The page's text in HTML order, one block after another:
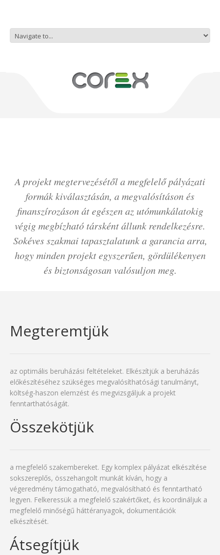
A projekt megtervezésétől a megfelelő pályázati
formák kiválasztásán, a megvalósításon és
finanszírozáson át egészen az utómunkálatokig
végig megbízható társként állunk rendelkezésre.
Sokéves szakmai tapasztalatunk a garancia arra,
hogy minden projekt egyszerűen, gördülékenyen
és biztonságosan valósuljon meg.
Megteremtjük
az optimális beruházási feltételeket. Elkészítjük a beruházás
előkészítéséhez szükséges megvalósíthatósági tanulmányt,
költség-haszon elemzést és megvizsgáljuk a projekt
fenntarthatóságát.
Összekötjük
a megfelelő szakembereket. Egy komplex pályázat elkészítése
sokszereplős, összehangolt munkát kíván, hogy a
végeredmény támogatható, megvalósítható és fenntartható
legyen. Felkeressük a megfelelő szakértőket, és koordináljuk a
megfelelő minőségű háttéranyagok, dokumentációk
elkészítését.
Átsegítjük